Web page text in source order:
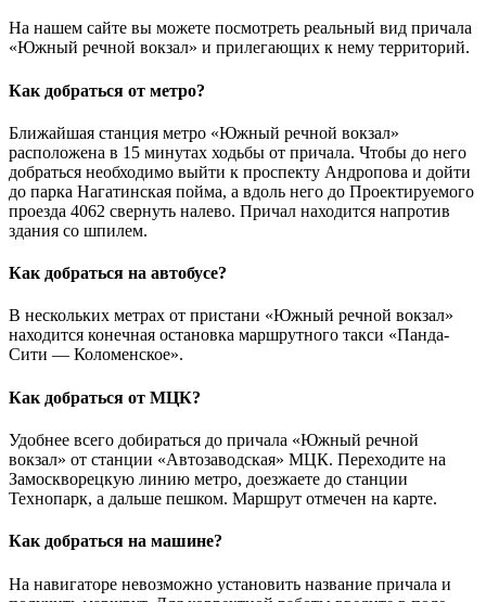
На нашем сайте вы можете посмотреть реальный вид причала
«Южный речной вокзал» и прилегающих к нему территорий.
Как добраться от метро?
Ближайшая станция метро «Южный речной вокзал»
расположена в 15 минутах ходьбы от причала. Чтобы до него
добраться необходимо выйти к проспекту Андропова и дойти
до парка Нагатинская пойма, а вдоль него до Проектируемого
проезда 4062 свернуть налево. Причал находится напротив
здания со шпилем.
Как добраться на автобусе?
В нескольких метрах от пристани «Южный речной вокзал»
находится конечная остановка маршрутного такси «Панда-
Сити — Коломенское».
Как добраться от МЦК?
Удобнее всего добираться до причала «Южный речной
вокзал» от станции «Автозаводская» МЦК. Переходите на
Замоскворецкую линию метро, доезжаете до станции
Технопарк, а дальше пешком. Маршрут отмечен на карте.
Как добраться на машине?
На навигаторе невозможно установить название причала и